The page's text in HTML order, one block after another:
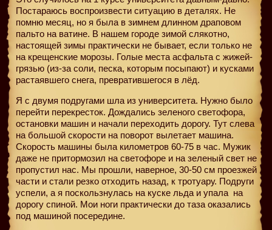
Постараюсь воспроизвести ситуацию в деталях. Не
помню месяц, но я была в зимнем длинном драповом
пальто на ватине. В нашем городе зимой слякотно,
настоящей зимы практически не бывает, если только не
на крещенские морозы. Голые места асфальта с жижей-
грязью (из-за соли, песка, которым посыпают) и кусками
растаявшего снега, превратившегося в лёд.
Я с двумя подругами шла из университета. Нужно было
перейти перекресток. Дождались зеленого светофора,
остановки машин и начали переходить дорогу. Тут слева
на большой скорости на поворот вылетает машина.
Скорость машины была километров 60-75 в час. Мужик
даже не притормозил на светофоре и на зеленый свет не
пропустил нас. Мы прошли, наверное, 30-50 см проезжей
части и стали резко отходить назад, к тротуару. Подруги
успели, а я поскользнулась на куске льда и упала на
дорогу спиной. Мои ноги практически до таза оказались
под машиной посередине.